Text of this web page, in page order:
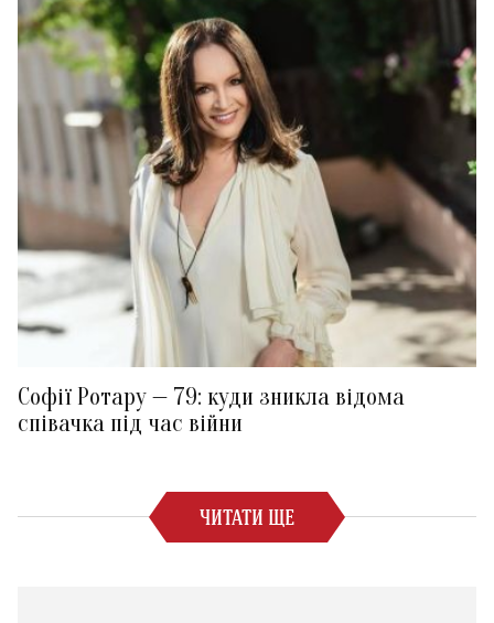
Софії Ротару — 79: куди зникла відома
співачка під час війни
ЧИТАТИ ЩЕ